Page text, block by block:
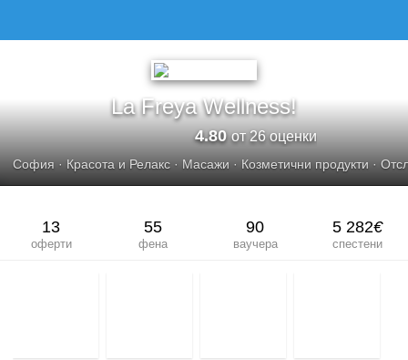
La Freya Wellness!
4.80от 26 оценки
София · Красота и Релакс · Масажи · Козметични продукти ·
13
оферти
55
фена
90
ваучера
5 282€
спестени